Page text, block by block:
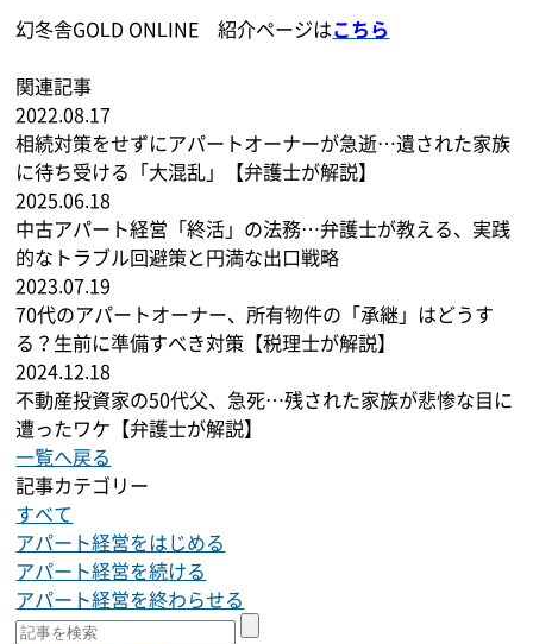
幻冬舎GOLD ONLINE 紹介ページはこちら
関連記事
2022.08.17
相続対策をせずにアパートオーナーが急逝…遺された家族
に待ち受ける「大混乱」【弁護士が解説】
2025.06.18
中古アパート経営「終活」の法務…弁護士が教える、実践
的なトラブル回避策と円満な出口戦略
2023.07.19
70代のアパートオーナー、所有物件の「承継」はどうす
る？生前に準備すべき対策【税理士が解説】
2024.12.18
不動産投資家の50代父、急死…残された家族が悲惨な目に
遭ったワケ【弁護士が解説】
一覧へ戻る
記事カテゴリー
すべて
アパート経営をはじめる
アパート経営を続ける
アパート経営を終わらせる